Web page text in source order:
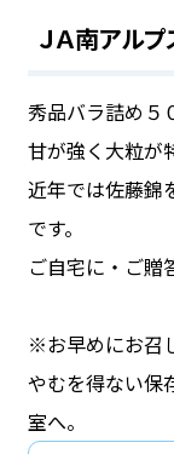
ＪＡ南アル
秀品バラ詰め５
甘が強く大粒が
近年では佐藤錦
です。
ご自宅に・ご贈
※お早めにお召
やむを得ない保
室へ。